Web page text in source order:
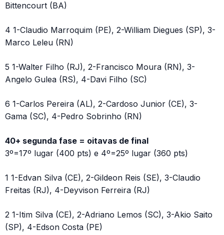
Bittencourt (BA)
4 1-Claudio Marroquim (PE), 2-William Diegues (SP), 3-
Marco Leleu (RN)
5 1-Walter Filho (RJ), 2-Francisco Moura (RN), 3-
Angelo Gulea (RS), 4-Davi Filho (SC)
6 1-Carlos Pereira (AL), 2-Cardoso Junior (CE), 3-
Gama (SC), 4-Pedro Sobrinho (RN)
40+ segunda fase = oitavas de final
3º=17º lugar (400 pts) e 4º=25º lugar (360 pts)
1 1-Edvan Silva (CE), 2-Gildeon Reis (SE), 3-Claudio
Freitas (RJ), 4-Deyvison Ferreira (RJ)
2 1-Itim Silva (CE), 2-Adriano Lemos (SC), 3-Akio Saito
(SP), 4-Edson Costa (PE)